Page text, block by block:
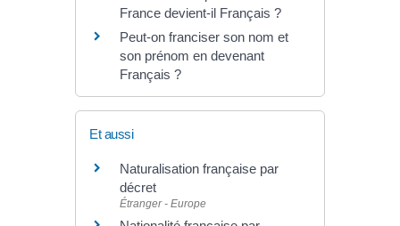
France devient-il Français ?
Peut-on franciser son nom et
son prénom en devenant
Français ?
Et aussi
Naturalisation française par
décret
Étranger - Europe